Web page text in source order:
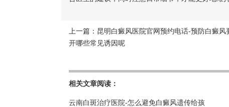
上一篇： 昆明白癜风医院官网预约电话-预防白癜风
开哪些常见诱因呢
相关文章阅读：
云南白斑治疗医院-怎么避免白癜风遗传给孩